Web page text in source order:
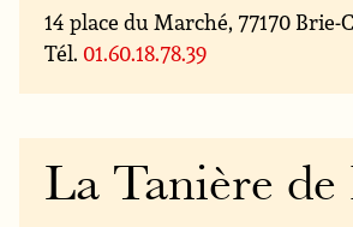
14 place du Marché, 77170 Brie-
Tél. 01.60.18.78.39
La Tanière de